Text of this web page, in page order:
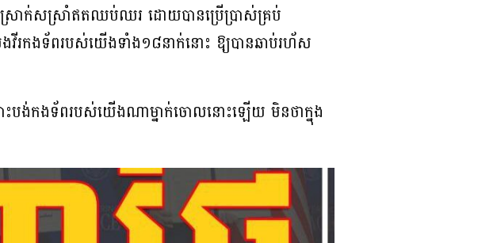
សស្រាក់សស្រាំឥតឈប់ឈរ ដោយបានប្រើប្រាស់គ្រប់
វីរកងទ័ពរបស់យើងទាំង១៨នាក់នោះ ឱ្យបានឆាប់រហ័ស
ះបង់កងទ័ពរបស់យើងណាម្នាក់ចោលនោះឡើយ មិនថាក្នុង